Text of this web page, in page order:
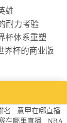
雄
耐力考验
杯体系重塑
界杯的商业版
名
意甲在哪直播
在哪里直播 NBA